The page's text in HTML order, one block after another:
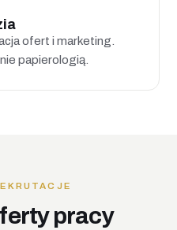
ofert i marketing.
papierologią.
pracy